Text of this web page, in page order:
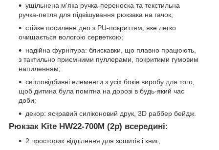
ущільнена м'яка ручка-переноска та текстильна
ручка-петля для підвішування рюкзака на гачок;
стійке посилене дно з PU-покриттям, яке легко
очищається вологою серветкою;
надійна фурнітура: блискавки, що плавно працюють,
з тактильно приємними пуллерами, покритими гумовим
напиленням;
світловідбивні елементи з усіх боків виробу для того,
щоб дитина була помітна на дорозі в будь-який час
доби;
декор: яскравий силіконовий друк, 3D раббер бейдж.
Рюкзак Kite HW22-700M (2p) всередині:
2 просторих відділення для зошитів і книг;